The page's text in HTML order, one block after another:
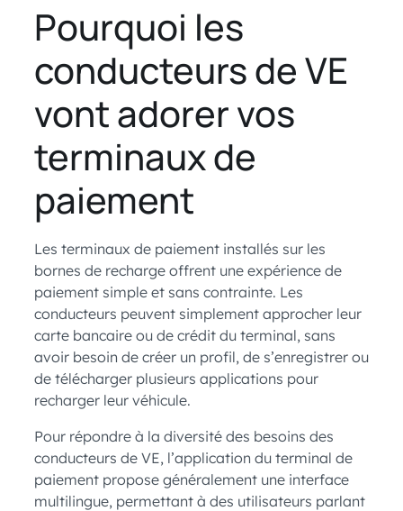
Pourquoi les
conducteurs de VE
vont adorer vos
terminaux de
paiement
Les terminaux de paiement installés sur les
bornes de recharge offrent une expérience de
paiement simple et sans contrainte. Les
conducteurs peuvent simplement approcher leur
carte bancaire ou de crédit du terminal, sans
avoir besoin de créer un profil, de s’enregistrer ou
de télécharger plusieurs applications pour
recharger leur véhicule.
Pour répondre à la diversité des besoins des
conducteurs de VE, l’application du terminal de
paiement propose généralement une interface
multilingue, permettant à des utilisateurs parlant